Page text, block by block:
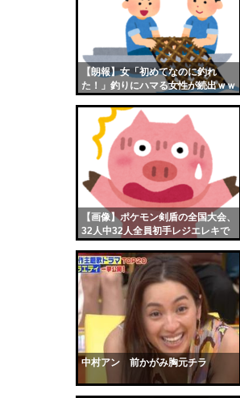
【朗報】女「初めてなのに釣れ
た！」釣りにハマる女性が続出ｗｗ
【画像】ポケモン剣盾の全国大会、
32人中32人全員初手レジエレキで
中村アン 前かがみ胸元チラ